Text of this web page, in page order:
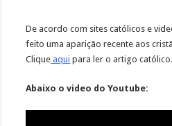
De acordo com sites católicos e
feito uma aparição recente aos
Clique aqui para ler o artigo católico.
Abaixo o video do Youtube: